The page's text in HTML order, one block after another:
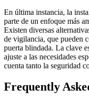
En última instancia, la
parte de un enfoque más
Existen diversas
de vigilancia, que pueden
puerta blindada. La clave
ajuste a las necesidades
cuenta tanto la seguridad
Frequently